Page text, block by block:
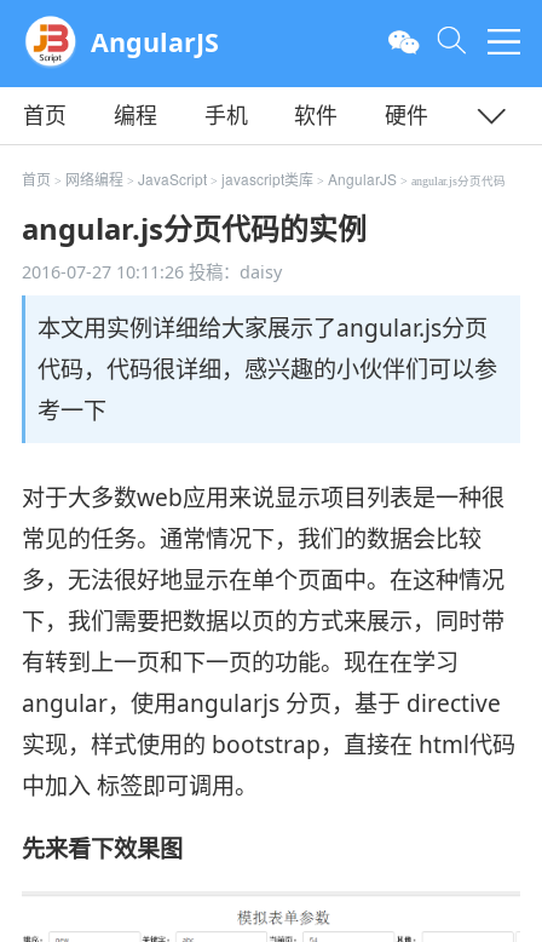
AngularJS
首页 编程 手机 软件
硬件
教程
平面 服务器
首页 > 网络编程 > JavaScript> javascript类库> AngularJS> angular.js分页代码
angular.js分页代码的实例
2016-07-27 10:11:26投稿：daisy
本文用实例详细给大家展示了angular.js分页
代码，代码很详细，感兴趣的小伙伴们可以参
考一下
对于大多数web应用来说显示项目列表是一种很
常见的任务。通常情况下，我们的数据会比较
多，无法很好地显示在单个页面中。在这种情况
下，我们需要把数据以页的方式来展示，同时带
有转到上一页和下一页的功能。现在在学习
angular，使用angularjs 分页，基于 directive
实现，样式使用的 bootstrap，直接在 html代码
中加入 标签即可调用。
先来看下效果图